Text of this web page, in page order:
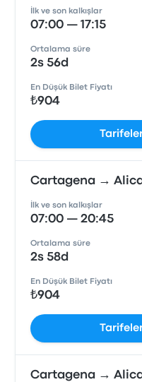
İlk ve son kalkışlar
07:00 — 17:15
Ortalama süre
2s 56d
En Düşük Bilet Fiyatı
₺904
Cartagena →
İlk ve son kalkışlar
07:00 — 20:45
Ortalama süre
2s 58d
En Düşük Bilet Fiyatı
₺904
Cartagena →